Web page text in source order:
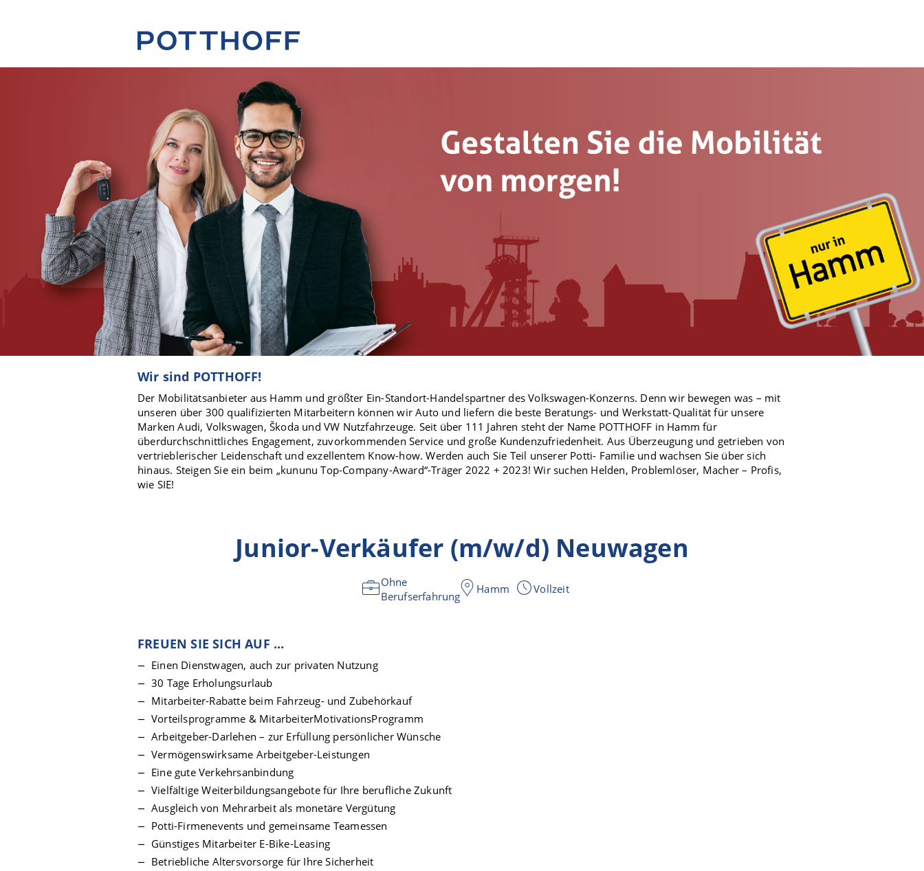
Wir sind POTTHOFF!
Der Mobilitätsanbieter aus Hamm und größter Ein-Standort-Handelspartner des Volkswagen-Konzerns. Denn wir bewegen was – mit
unseren über 300 qualifizierten Mitarbeitern können wir Auto und liefern die beste Beratungs- und Werkstatt-Qualität für unsere
Marken Audi, Volkswagen, Škoda und VW Nutzfahrzeuge. Seit über 111 Jahren steht der Name POTTHOFF in Hamm für
überdurchschnittliches Engagement, zuvorkommenden Service und große Kundenzufriedenheit. Aus Überzeugung und getrieben von
vertrieblerischer Leidenschaft und exzellentem Know-how. Werden auch Sie Teil unserer Potti- Familie und wachsen Sie über sich
hinaus. Steigen Sie ein beim „kununu Top-Company-Award“-Träger 2022 + 2023! Wir suchen Helden, Problemlöser, Macher – Profis,
wie SIE!
Junior-Verkäufer (m/w/d) Neuwagen
Ohne
Berufserfahrung
Hamm Vollzeit
FREUEN SIE SICH AUF ...
Einen Dienstwagen, auch zur privaten Nutzung
30 Tage Erholungsurlaub
Mitarbeiter-Rabatte beim Fahrzeug- und Zubehörkauf
Vorteilsprogramme & MitarbeiterMotivationsProgramm
Arbeitgeber-Darlehen – zur Erfüllung persönlicher Wünsche
Vermögenswirksame Arbeitgeber-Leistungen
Eine gute Verkehrsanbindung
Vielfältige Weiterbildungsangebote für Ihre berufliche Zukunft
Ausgleich von Mehrarbeit als monetäre Vergütung
Potti-Firmenevents und gemeinsame Teamessen
Günstiges Mitarbeiter E-Bike-Leasing
Betriebliche Altersvorsorge für Ihre Sicherheit